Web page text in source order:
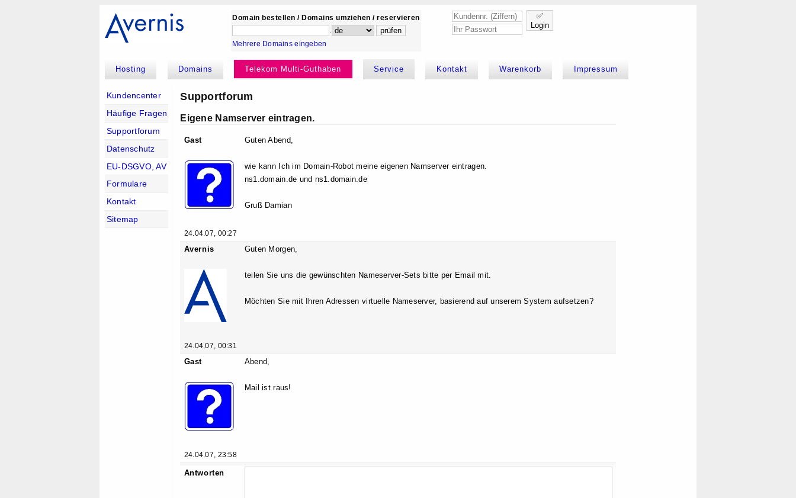
Domain bestellen / Domains umziehen / reservieren
.
Mehrere Domains eingeben
✅
Login
Hosting Domains Telekom Multi-Guthaben Service Kontakt Warenkorb Impressum
Kundencenter
Häufige Fragen
Supportforum
Datenschutz
EU-DSGVO, AV
Formulare
Kontakt
Sitemap
Supportforum
Eigene Namserver eintragen.
Gast
24.04.07, 00:27
Guten Abend,
wie kann Ich im Domain-Robot meine eigenen Namserver eintragen.
ns1.domain.de und ns1.domain.de
Gruß Damian
Avernis
24.04.07, 00:31
Guten Morgen,
teilen Sie uns die gewünschten Nameserver-Sets bitte per Email mit.
Möchten Sie mit Ihren Adressen virtuelle Nameserver, basierend auf unserem System aufsetzen?
Gast
24.04.07, 23:58
Abend,
Mail ist raus!
Antworten